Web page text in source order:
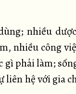
nhiều
nhiều công
phải làm;
liên hệ với gia